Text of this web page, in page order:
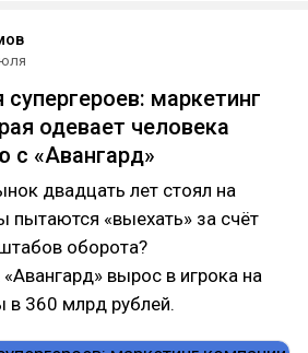
маркетинг
одевает человека
с «Авангард»
двадцать лет стоял на
пытаются «выехать» за счёт
оборота?
вырос в игрока на
360 млрд рублей.